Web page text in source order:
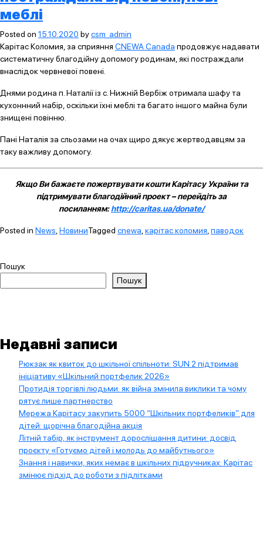
меблі
Posted on 15.10.2020 bycsm_admin
Карітас Коломия, за сприяння CNEWA Canada продовжує надавати
систематичну благодійну допомогу родинам, які постраждали
внаслідок червневої повені.
Днями родина п. Наталії із с. Нижній Вербіж отримала шафу та
кухоннний набір, оскільки їхні меблі та багато іншого майна були
знищені повінню.
Пані Наталія за сльозами на очах щиро дякує жертводавцям за
таку важливу допомогу.
Якщо Ви бажаєте пожертвувати кошти Карітасу України та
підтримувати благодійний проект – перейдіть за
посиланням:http://caritas.ua/donate/
Posted in News НовиниTagged cnewa карітас коломия паводок
Пошук
Пошук
Недавні записи
Рюкзак як квиток до шкільної спільноти: SUN 2 підтримав
ініціативу «Шкільний портфелик 2026»
Протидія торгівлі людьми: як війна змінила виклики та чому
рятує лише партнерство
Мережа Карітасу закупить 5000 “Шкільних портфеликів” для
дітей: щорічна благодійна акція
Літній табір, як інструмент дорослішання дитини: досвід
проєкту «Готуємо дітей і молодь до майбутнього»
Знання і навички, яких немає в шкільних підручниках: Карітас
змінює підхід до роботи з підлітками